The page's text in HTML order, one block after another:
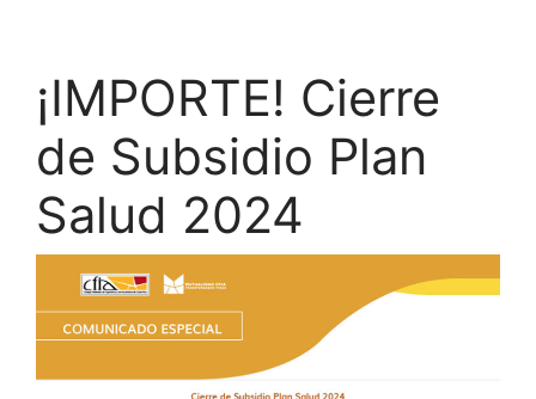
¡IMPORTE! Cierre
de Subsidio Plan
Salud 2024